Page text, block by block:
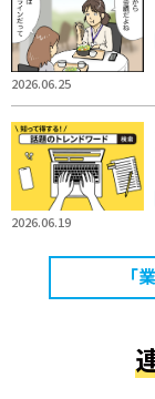
2026.06.25
2026.06.19
「